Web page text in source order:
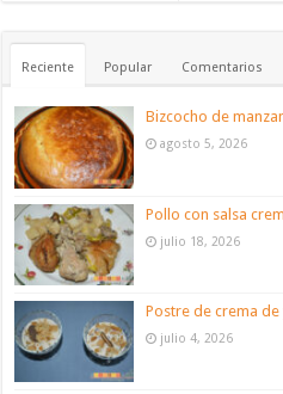
Reciente Popular Comentarios
Bizcocho de
agosto 5, 2026
Pollo con salsa
julio 18, 2026
Postre de crema
julio 4, 2026